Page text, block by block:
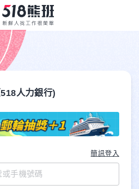
人力銀行)
簡訊登入